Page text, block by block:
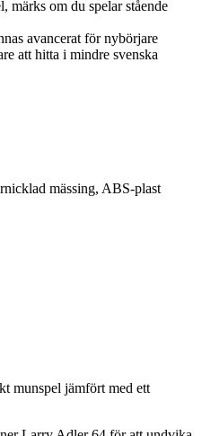
märks om du spelar stående
avancerat för nybörjare
att hitta i mindre svenska
mässing, ABS-plast
munspel jämfört med ett